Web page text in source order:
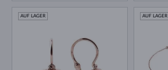
AUF LAGER AUF LAGER